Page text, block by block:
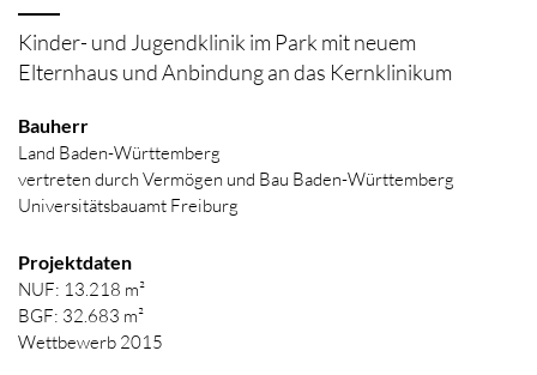
Kinder- und Jugendklinik im Park mit neuem
Elternhaus und Anbindung an das Kernklinikum
Bauherr
Land Baden-Württemberg
vertreten durch Vermögen und Bau Baden-Württemberg
Universitätsbauamt Freiburg
Projektdaten
NUF: 13.218 m²
BGF: 32.683 m²
Wettbewerb 2015